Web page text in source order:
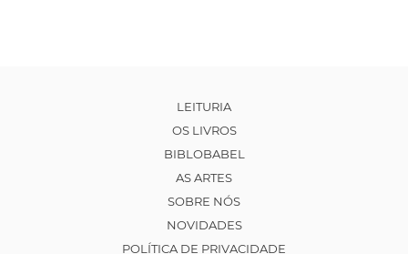
LEITURIA
OS LIVROS
BIBLOBABEL
AS ARTES
SOBRE NÓS
NOVIDADES
POLÍTICA DE PRIVACIDADE